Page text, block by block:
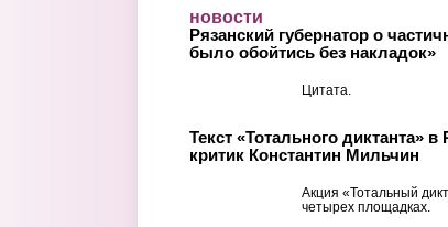
новости
Рязанский губернатор о
было обойтись без накладок»
Цитата.
Текст «Тотального диктанта»
критик Константин Мильчин
Акция «Тотальный
четырех площадках.